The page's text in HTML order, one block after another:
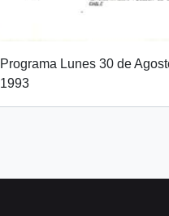
Programa Lunes 30 de
1993